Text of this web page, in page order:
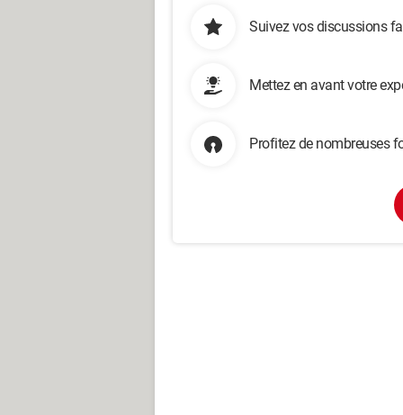
Suivez vos discussions
Mettez en avant votre
Profitez de nombreuses